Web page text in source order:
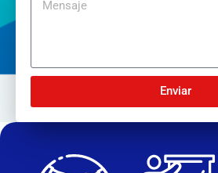
Enviar